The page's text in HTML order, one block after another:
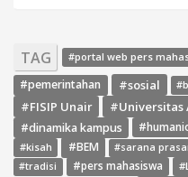
TAG #portal web pers
#pemerintahan
#sosial
#FISIP Unair #Universitas
#dinamika kampus
#kisah
#BEM #sarana
#tradisi #pers mahasiswa